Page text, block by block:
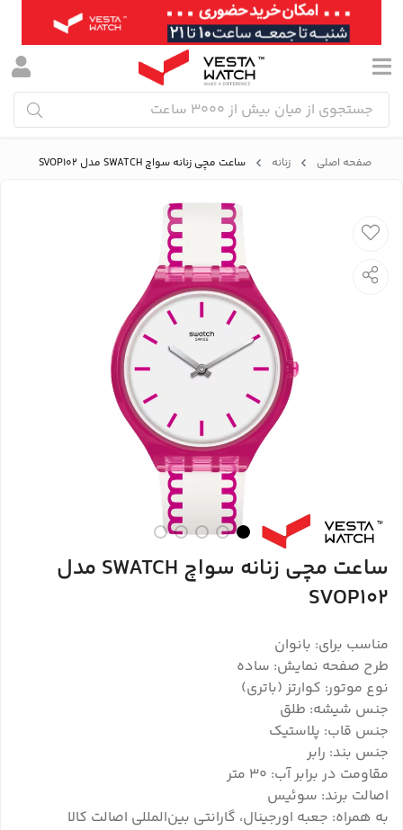
صفحه اصلی زنانه ساعت مچی زنانه سواچ SWATCH مدل SVOP102
ساعت مچی زنانه سواچ SWATCH مدل
SVOP102
مناسب برای: بانوان
طرح صفحه نمایش: ساده
نوع موتور: کوارتز (باتری)
جنس شیشه: طلق
جنس قاب: پلاستیک
جنس بند: رابر
مقاومت در برابر آب: 30 متر
اصالت برند: سوئیس
به همراه: جعبه اورجینال، گارانتی بین‌المللی اصالت کالا